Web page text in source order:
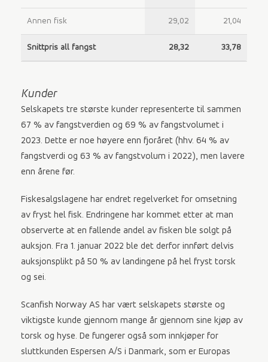
Annen fisk 29,02 21,04
Snittpris all fangst 28,32 33,78
Kunder
Selskapets tre største kunder representerte til sammen
67 % av fangstverdien og 69 % av fangstvolumet i
2023. Dette er noe høyere enn fjoråret (hhv. 64 % av
fangstverdi og 63 % av fangstvolum i 2022), men lavere
enn årene før.
Fiskesalgslagene har endret regelverket for omsetning
av fryst hel fisk. Endringene har kommet etter at man
observerte at en fallende andel av fisken ble solgt på
auksjon. Fra 1. januar 2022 ble det derfor innført delvis
auksjonsplikt på 50 % av landingene på hel fryst torsk
og sei.
Scanfish Norway AS har vært selskapets største og
viktigste kunde gjennom mange år gjennom sine kjøp av
torsk og hyse. De fungerer også som innkjøper for
sluttkunden Espersen A/S i Danmark, som er Europas